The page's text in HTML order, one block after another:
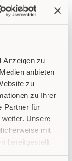
Anzeigen zu
anbieten
zu
zu Ihrer
Partner für
Unsere
mit
bereitgestellt
um